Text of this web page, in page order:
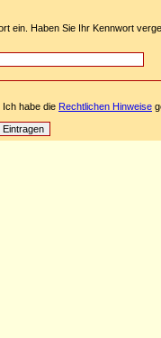
ein. Haben Sie Ihr Kennwort
habe die Rechtlichen Hinweise